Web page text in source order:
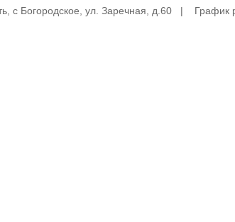
с Богородское, ул. Заречная, д.60 |